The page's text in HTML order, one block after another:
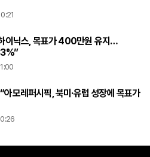
이닉스, 목표가 400만원 유지…
아모레퍼시픽, 북미·유럽 성장에 목표가